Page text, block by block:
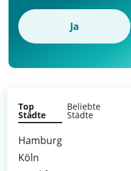
Ja
Top
Städte
Beliebte
Städte
Hamburg
Köln